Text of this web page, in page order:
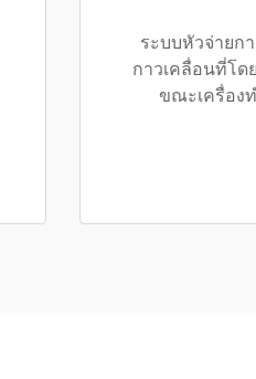
ระบบหัวจ่ายก
กาวเคลื่อนที่โด
ขณะเครื่อง